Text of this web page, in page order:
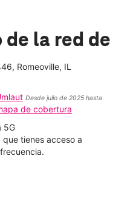
la red de
, Romeoville, IL
Desde julio de 2025 hasta
de cobertura
5G
tienes acceso a